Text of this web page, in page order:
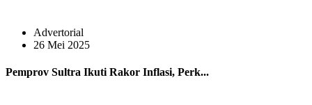
Advertorial
26 Mei 2025
Pemprov Sultra Ikuti Rakor Inflasi, Perk...